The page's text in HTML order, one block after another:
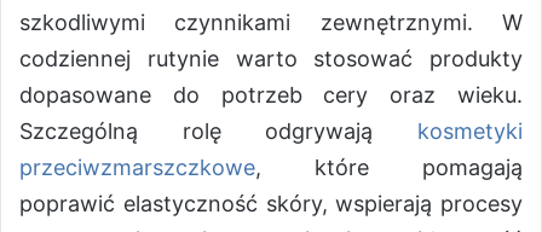
szkodliwymi czynnikami zewnętrznymi. W
codziennej rutynie warto stosować produkty
dopasowane do potrzeb cery oraz wieku.
Szczególną rolę odgrywają kosmetyki
przeciwzmarszczkowe, które pomagają
poprawić elastyczność skóry, wspierają procesy